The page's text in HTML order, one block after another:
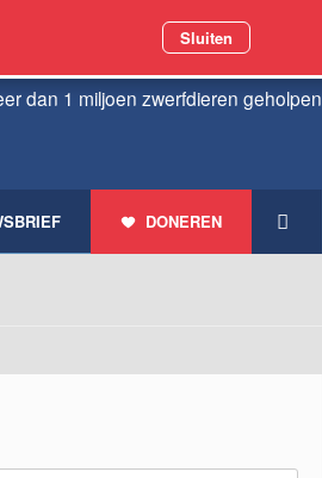
dan 1 miljoen zwerfdieren geholpen
DONEREN
Sluiten